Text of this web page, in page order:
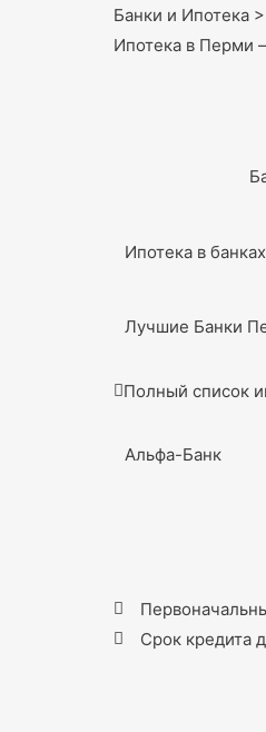
Банки и Ипотека >
Ипотека в Перми
Ипотека в
Лучшие Банки
Полный список
Альфа-Банк
Срок кредита